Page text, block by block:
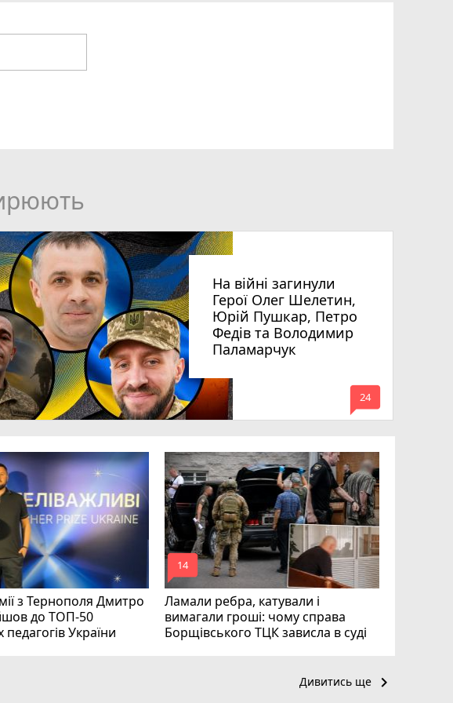
На війні загинули
Герої Олег Шелетин,
Юрій Пушкар, Петро
Федів та Володимир
Паламарчук
mode_comment
24
з Тернополя Дмитро
до ТОП-50
України
Ламали ребра, катували і
вимагали гроші: чому справа
Борщівського ТЦК зависла в суді
mode_comment
14
Дивитись ще keyboard_arrow_right